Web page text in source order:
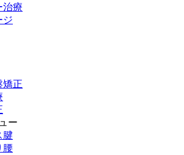
治療
ジ
矯正
ー
腱
腰